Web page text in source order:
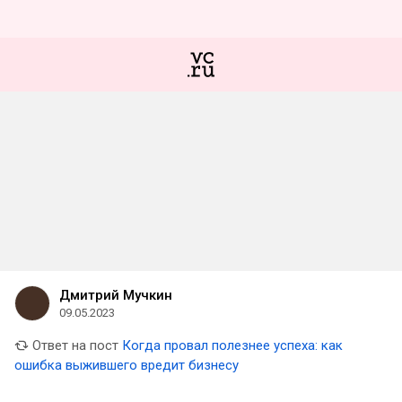
Дмитрий Мучкин
09.05.2023
Ответ на пост Когда провал полезнее успеха: как
ошибка выжившего вредит бизнесу